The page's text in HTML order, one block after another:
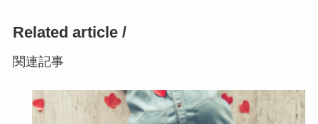
Related article /
関連記事